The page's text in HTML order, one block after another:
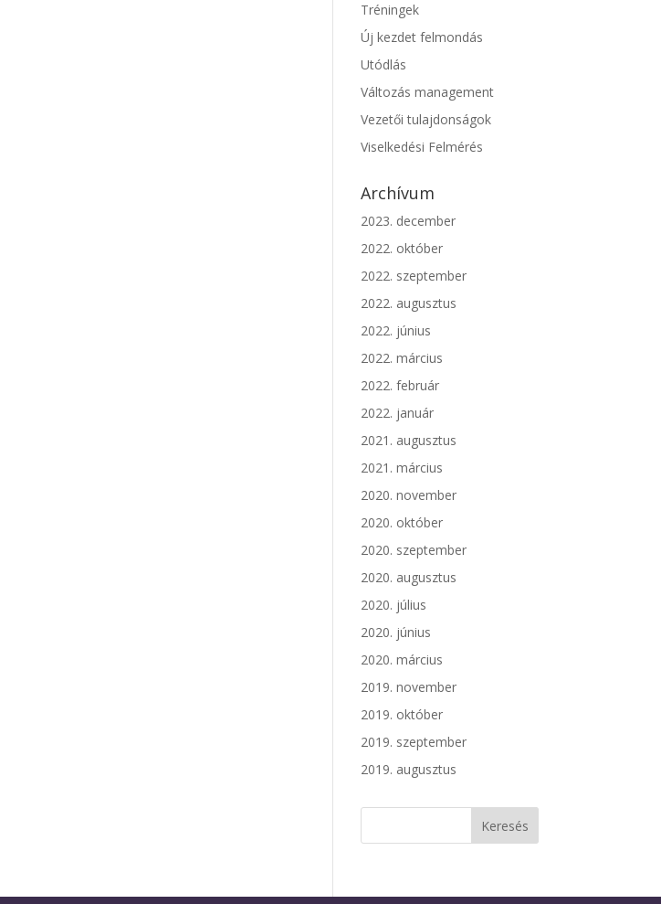
Tréningek
Új kezdet felmondás
Utódlás
Változás management
Vezetői tulajdonságok
Viselkedési Felmérés
Archívum
2023. december
2022. október
2022. szeptember
2022. augusztus
2022. június
2022. március
2022. február
2022. január
2021. augusztus
2021. március
2020. november
2020. október
2020. szeptember
2020. augusztus
2020. július
2020. június
2020. március
2019. november
2019. október
2019. szeptember
2019. augusztus